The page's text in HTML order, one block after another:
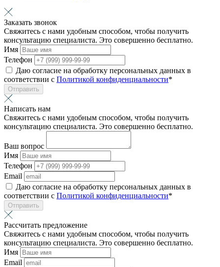
Заказать звонок
Свяжитесь с нами удобным способом, чтобы получить
консультацию специалиста. Это совершенно бесплатно.
Имя
Телефон
Даю согласие на обработку персональных данных в
соответствии с Политикой конфиденциальности*
Отправить
Написать нам
Свяжитесь с нами удобным способом, чтобы получить
консультацию специалиста. Это совершенно бесплатно.
Ваш вопрос
Имя
Телефон
Email
Даю согласие на обработку персональных данных в
соответствии с Политикой конфиденциальности*
Отправить
Рассчитать предложение
Свяжитесь с нами удобным способом, чтобы получить
консультацию специалиста. Это совершенно бесплатно.
Имя
Email